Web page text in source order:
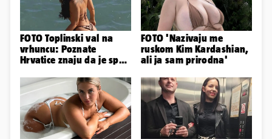
FOTO Toplinski val na
vrhuncu: Poznate
Hrvatice znaju da je spas
FOTO 'Nazivaju me
ruskom Kim Kardashian,
ali ja sam prirodna'